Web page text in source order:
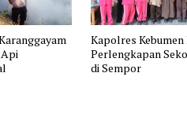
Api
Kapolres Kebumen
Perlengkapan
di Sempor